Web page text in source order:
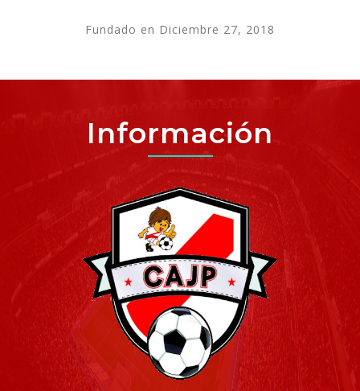
Fundado en Diciembre 27, 2018
Información